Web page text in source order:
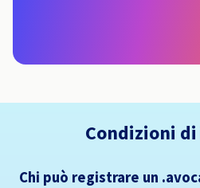
Condizioni
Chi può registrare un